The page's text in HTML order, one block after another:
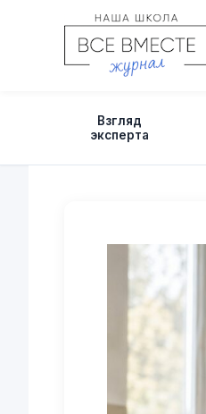
содержимому
Взгляд
эксперта